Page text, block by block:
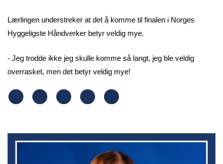
Lærlingen understreker at det å komme til finalen i Norges
Hyggeligste Håndverker betyr veldig mye.
- Jeg trodde ikke jeg skulle komme så langt, jeg ble veldig
overrasket, men det betyr veldig mye!